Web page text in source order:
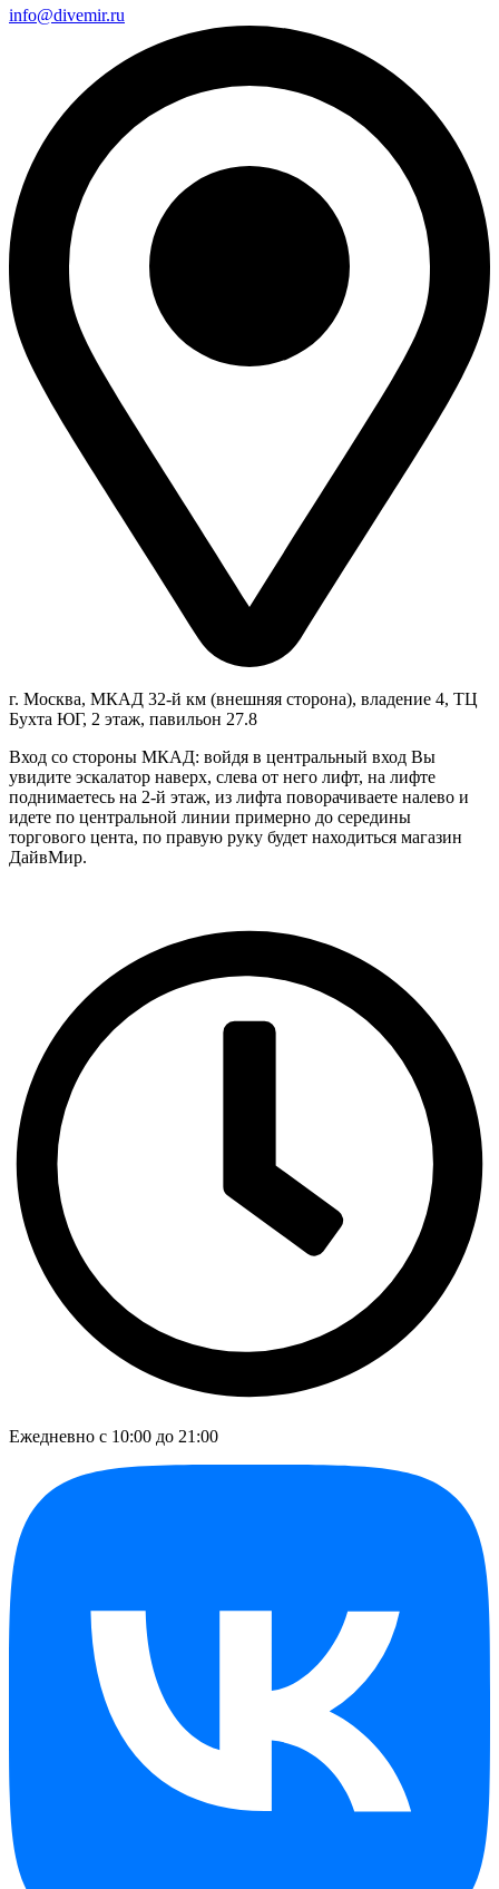
info@divemir.ru
г. Москва, МКАД 32-й км (внешняя сторона), владение 4, ТЦ
Бухта ЮГ, 2 этаж, павильон 27.8
Вход со стороны МКАД: войдя в центральный вход Вы
увидите эскалатор наверх, слева от него лифт, на лифте
поднимаетесь на 2-й этаж, из лифта поворачиваете налево и
идете по центральной линии примерно до середины
торгового цента, по правую руку будет находиться магазин
ДайвМир.
Ежедневно с 10:00 до 21:00